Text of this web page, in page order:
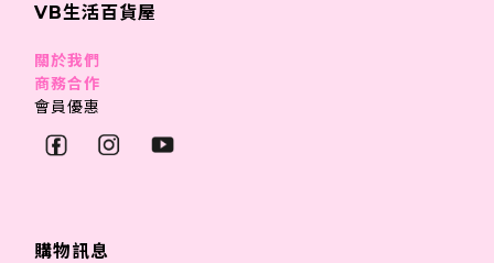
VB生活百貨屋
關於我們
商務合作
會員優惠
購物訊息